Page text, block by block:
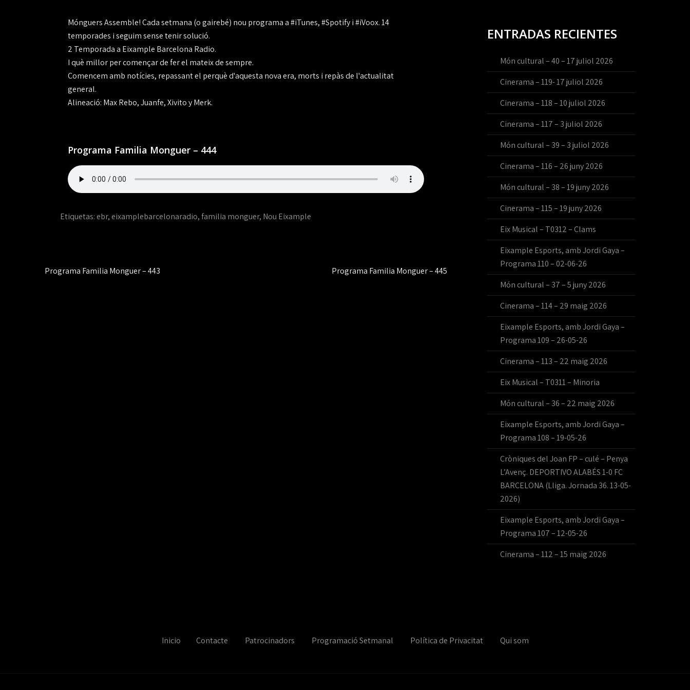
Mónguers Assemble! Cada setmana (o gairebé) nou programa a #iTunes, #Spotify i #iVoox. 14
temporades i seguim sense tenir solució.
2 Temporada a Eixample Barcelona Radio.
I què millor per començar de fer el mateix de sempre.
Comencem amb notícies, repassant el perquè d'aquesta nova era, morts i repàs de l'actualitat
general.
Alineació: Max Rebo, Juanfe, Xivito y Merk.
Programa Familia Monguer – 444
Etiquetas: ebr, eixamplebarcelonaradio,familia monguer, Nou Eixample
Navegación
Programa Familia Monguer – 443 Programa Familia Monguer – 445
ENTRADAS RECIENTES
Món cultural – 40 – 17 juliol 2026
Cinerama – 119- 17 juliol 2026
Cinerama – 118 – 10 juliol 2026
Cinerama – 117 – 3 juliol 2026
Món cultural – 39 – 3 juliol 2026
Cinerama – 116 – 26 juny 2026
Món cultural – 38 – 19 juny 2026
Cinerama – 115 – 19 juny 2026
Eix Musical – T0312 – Clams
Eixample Esports, amb Jordi Gaya –
Programa 110 – 02-06-26
Món cultural – 37 – 5 juny 2026
Cinerama – 114 – 29 maig 2026
Eixample Esports, amb Jordi Gaya –
Programa 109 – 26-05-26
Cinerama – 113 – 22 maig 2026
Eix Musical – T0311 – Minoria
Món cultural – 36 – 22 maig 2026
Eixample Esports, amb Jordi Gaya –
Programa 108 – 19-05-26
Cròniques del Joan FP – culé – Penya
L’Avenç. DEPORTIVO ALABÉS 1-0 FC
BARCELONA (Lliga. Jornada 36. 13-05-
2026)
Eixample Esports, amb Jordi Gaya –
Programa 107 – 12-05-26
Cinerama – 112 – 15 maig 2026
Inicio Contacte Patrocinadors Programació Setmanal Política de Privacitat Qui som